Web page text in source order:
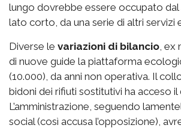
lungo dovrebbe essere occupato
lato corto, da una serie di altri servizi
Diverse le variazioni di bilancio ,
di nuove guide la piattaforma
(10.000), da anni non operativa. Il
bidoni dei rifiuti sostitutivi ha acceso il
L’amministrazione, seguendo
social (così accusa l’opposizione),